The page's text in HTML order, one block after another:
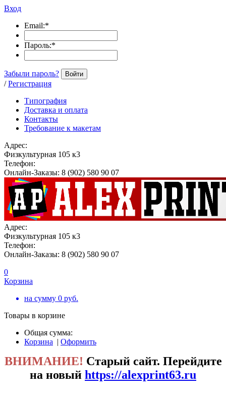
Вход
Email:*
Пароль:*
Забыли пароль? Войти
/ Регистрация
Типография
Доставка и оплата
Контакты
Требование к макетам
Адрес:
Физкультурная 105 к3
Телефон:
Онлайн-Заказы: 8 (902) 580 90 07
Адрес:
Физкультурная 105 к3
Телефон:
Онлайн-Заказы: 8 (902) 580 90 07
0
Корзина
на сумму 0 руб.
Товары в корзине
Общая сумма:
Корзина | Оформить
ВНИМАНИЕ! Старый сайт. Перейдите
на новый https://alexprint63.ru